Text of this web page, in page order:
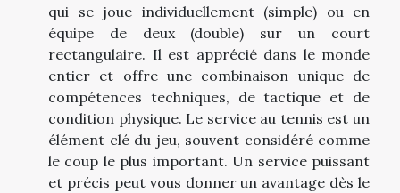
qui se joue individuellement (simple) ou en
équipe de deux (double) sur un court
rectangulaire. Il est apprécié dans le monde
entier et offre une combinaison unique de
compétences techniques, de tactique et de
condition physique. Le service au tennis est un
élément clé du jeu, souvent considéré comme
le coup le plus important. Un service puissant
et précis peut vous donner un avantage dès le